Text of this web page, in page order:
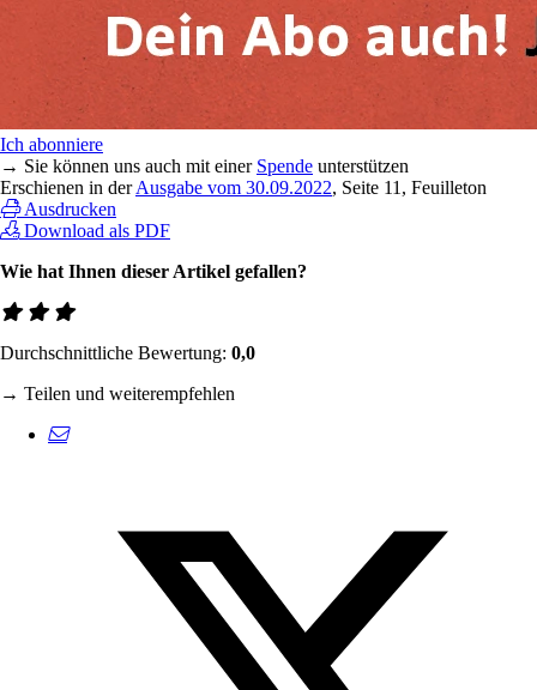
Ich abonniere
→ Sie können uns auch mit einer Spende unterstützen
Erschienen in derAusgabe vom 30.09.2022, Seite 11, Feuilleton
Ausdrucken
Download als PDF
Wie hat Ihnen dieser Artikel gefallen?
Durchschnittliche Bewertung: 0,0
→ Teilen und weiterempfehlen